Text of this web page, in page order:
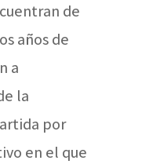
de
años de
a
la
por
en el que